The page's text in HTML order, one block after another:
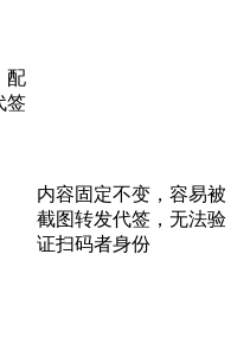
配
签
内容固定不变，容易被
截图转发代签，无法验
证扫码者身份